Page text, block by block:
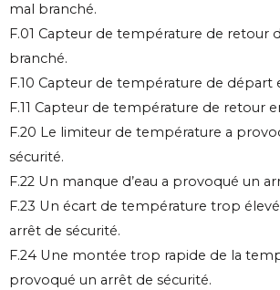
mal branché.
F.01 Capteur de température de retour
branché.
F.10 Capteur de température de départ
F.11 Capteur de température de retour
F.20 Le limiteur de température a
sécurité.
F.22 Un manque d’eau a provoqué un
F.23 Un écart de température trop
arrêt de sécurité.
F.24 Une montée trop rapide de la
provoqué un arrêt de sécurité.